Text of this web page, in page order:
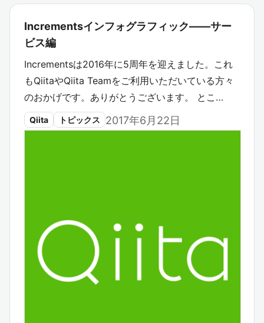
Incrementsインフォグラフィック――サー
ビス編
Incrementsは2016年に5周年を迎えました。これ
もQiitaやQiita Teamをご利用いただいている方々
のおかげです。ありがとうございます。 とこ…
Qiita トピックス 2017年6月22日